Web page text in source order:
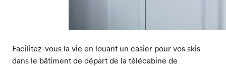
Facilitez-vous la vie en louant un casier pour vos skis
dans le bâtiment de départ de la télécabine de